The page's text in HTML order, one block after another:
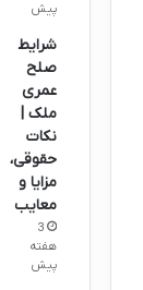
پیش
شرایط
صلح
عمری
ملک |
نکات
حقوقی،
مزایا و
معایب
3
هفته
پیش